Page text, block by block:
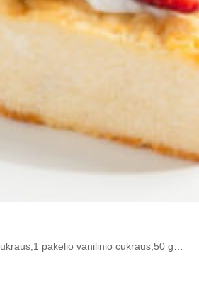
pakelio vanilinio cukraus,50 g…